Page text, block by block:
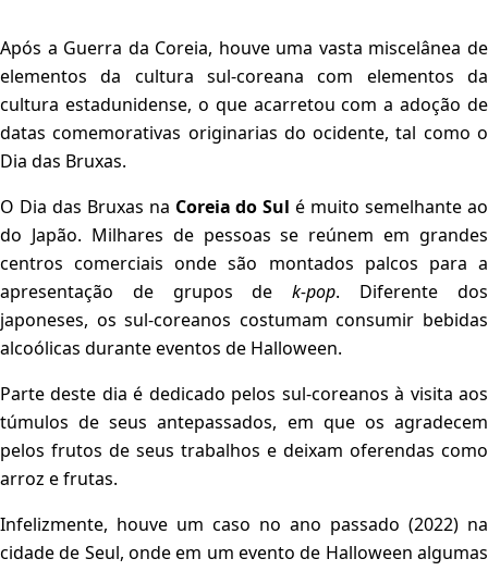
Após a Guerra da Coreia, houve uma vasta miscelânea de
elementos da cultura sul-coreana com elementos da
cultura estadunidense, o que acarretou com a adoção de
datas comemorativas originarias do ocidente, tal como o
Dia das Bruxas.
O Dia das Bruxas na Coreia do Sul é muito semelhante ao
do Japão. Milhares de pessoas se reúnem em grandes
centros comerciais onde são montados palcos para a
apresentação de grupos dek-pop. Diferente dos
japoneses, os sul-coreanos costumam consumir bebidas
alcoólicas durante eventos de Halloween.
Parte deste dia é dedicado pelos sul-coreanos à visita aos
túmulos de seus antepassados, em que os agradecem
pelos frutos de seus trabalhos e deixam oferendas como
arroz e frutas.
Infelizmente, houve um caso no ano passado (2022) na
cidade de Seul, onde em um evento de Halloween algumas